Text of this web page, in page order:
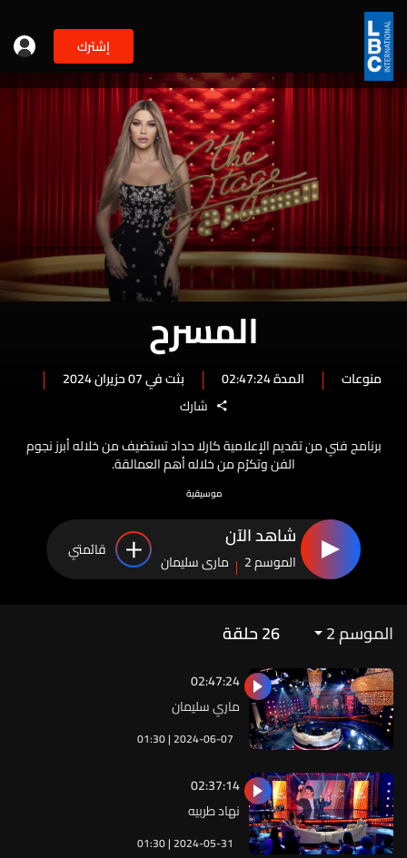
إشترك
المسرح
منوعات المدة 02:47:24
بثت في 07 حزيران 2024
شارك
برنامج فني من تقديم الإعلامية كارلا حداد تستضيف من خلاله أبرز نجوم
الفن وتكرّم من خلاله أهم العمالقة.
موسيقية
شاهد الآن
الموسم 2 ماري سليمان
قائمتي
الموسم 2 26حلقة
01:30 | 2024-06-07
ماري سليمان
02:47:24
01:30 | 2024-05-31
نهاد طربيه
02:37:14